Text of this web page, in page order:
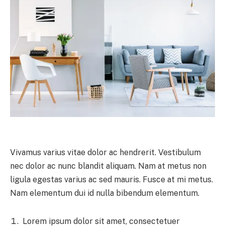
Vivamus varius vitae dolor ac hendrerit. Vestibulum
nec dolor ac nunc blandit aliquam. Nam at metus non
ligula egestas varius ac sed mauris. Fusce at mi metus.
Nam elementum dui id nulla bibendum elementum.
Lorem ipsum dolor sit amet, consectetuer